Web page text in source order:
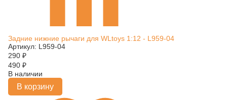
Задние нижние рычаги для WLtoys 1:12 - L959-04
Артикул: L959-04
290 ₽
490 ₽
В наличии
В корзину